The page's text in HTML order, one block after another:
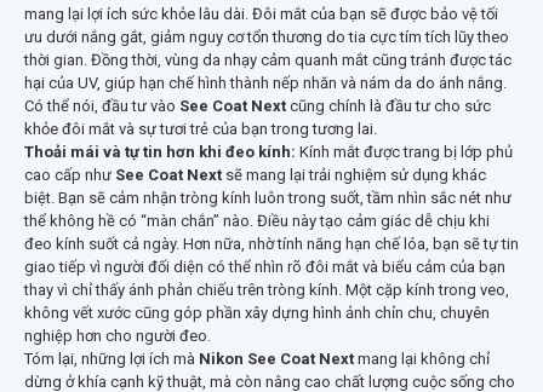
mang lại lợi ích sức khỏe lâu dài. Đôi mắt của bạn sẽ được bảo vệ tối
ưu dưới nắng gắt, giảm nguy cơ tổn thương do tia cực tím tích lũy theo
thời gian. Đồng thời, vùng da nhạy cảm quanh mắt cũng tránh được tác
hại của UV, giúp hạn chế hình thành nếp nhăn và nám da do ánh nắng.
Có thể nói, đầu tư vào See Coat Next cũng chính là đầu tư cho sức
khỏe đôi mắt và sự tươi trẻ của bạn trong tương lai.
Thoải mái và tự tin hơn khi đeo kính: Kính mắt được trang bị lớp phủ
cao cấp như See Coat Next sẽ mang lại trải nghiệm sử dụng khác
biệt. Bạn sẽ cảm nhận tròng kính luôn trong suốt, tầm nhìn sắc nét như
thể không hề có “màn chắn” nào. Điều này tạo cảm giác dễ chịu khi
đeo kính suốt cả ngày. Hơn nữa, nhờ tính năng hạn chế lóa, bạn sẽ tự tin
giao tiếp vì người đối diện có thể nhìn rõ đôi mắt và biểu cảm của bạn
thay vì chỉ thấy ánh phản chiếu trên tròng kính. Một cặp kính trong veo,
không vết xước cũng góp phần xây dựng hình ảnh chỉn chu, chuyên
nghiệp hơn cho người đeo.
Tóm lại, những lợi ích mà Nikon See Coat Next mang lại không chỉ
dừng ở khía cạnh kỹ thuật, mà còn nâng cao chất lượng cuộc sống cho